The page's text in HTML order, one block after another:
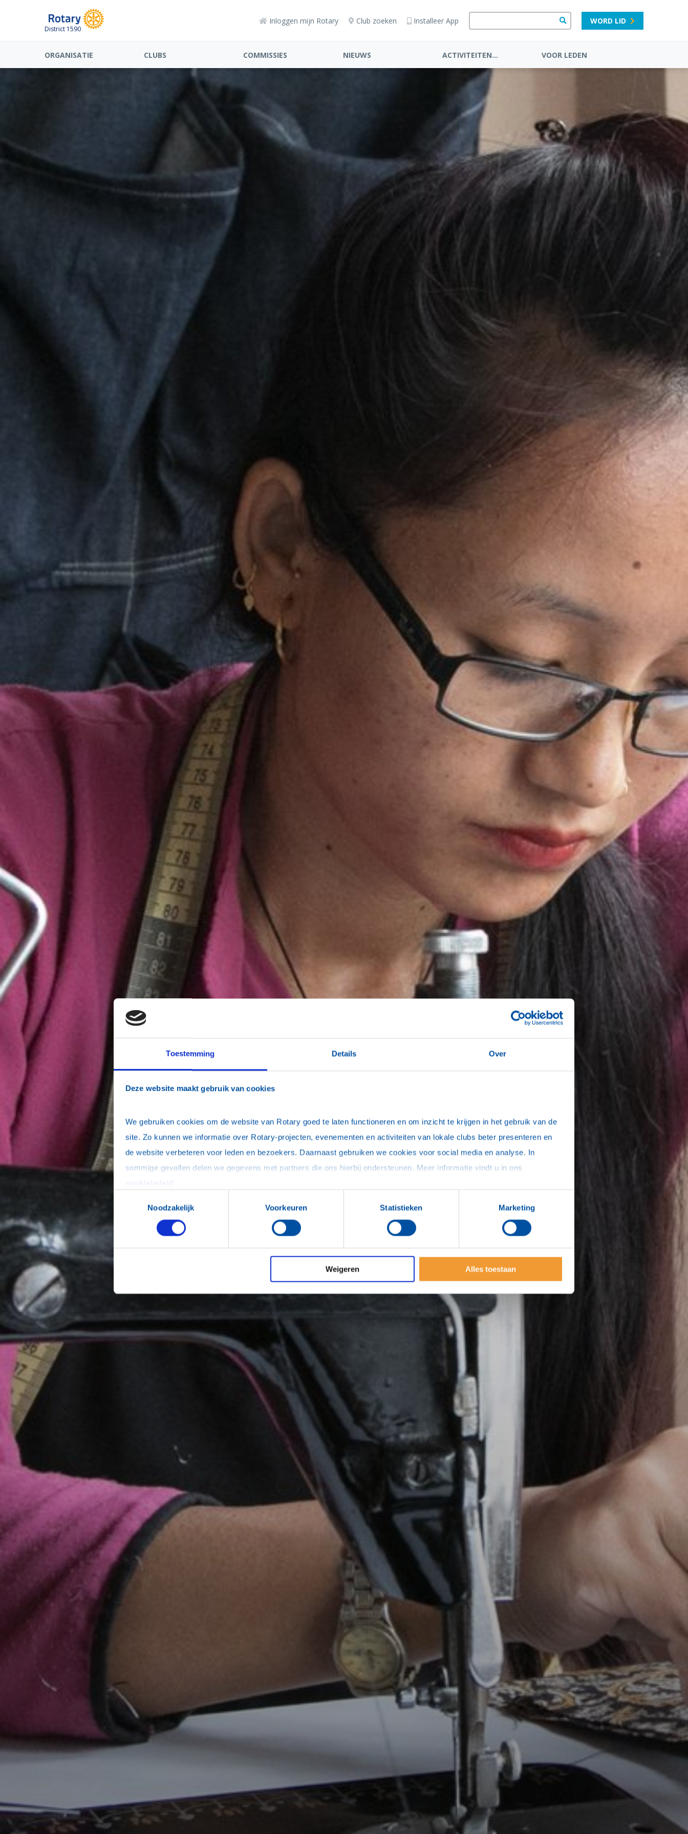
Toestemming Details Over
Deze website maakt gebruik van cookies
We gebruiken cookies om de website van Rotary goed te laten functioneren en om inzicht te krijgen in het gebruik van de
site. Zo kunnen we informatie over Rotary-projecten, evenementen en activiteiten van lokale clubs beter presenteren en
de website verbeteren voor leden en bezoekers. Daarnaast gebruiken we cookies voor social media en analyse. In
Noodzakelijk
Voorkeuren Statistieken Marketing
Weigeren Alles toestaan
District 1590
Inloggen mijn Rotary Club zoeken Installeer App WORD LID
ORGANISATIE CLUBS COMMISSIES NIEUWS ACTIVITEITEN... VOOR LEDEN